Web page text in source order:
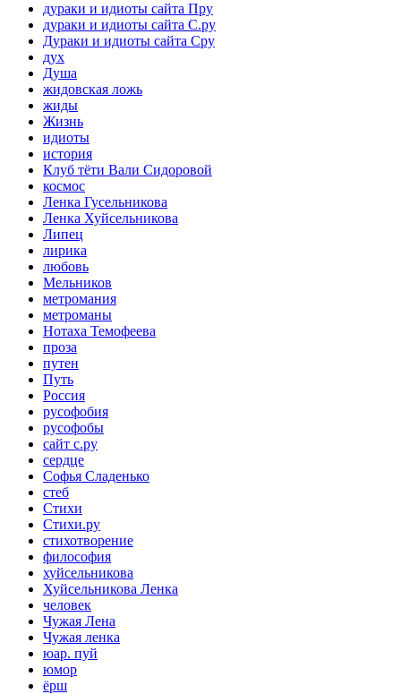
дураки и идиоты сайта Пру
дураки и идиоты сайта С.ру
Дураки и идиоты сайта Сру
дух
Душа
жидовская ложь
жиды
Жизнь
идиоты
история
Клуб тёти Вали Сидоровой
космос
Ленка Гусельникова
Ленка Хуйсельникова
Липец
лирика
любовь
Мельников
метромания
метроманы
Нотаха Темофеева
проза
путен
Путь
Россия
русофобия
русофобы
сайт с.ру
сердце
Софья Сладенько
стеб
Стихи
Стихи.ру
стихотворение
философия
хуйсельникова
Хуйсельникова Ленка
человек
Чужая Лена
Чужая ленка
юар. пуй
юмор
ёрш